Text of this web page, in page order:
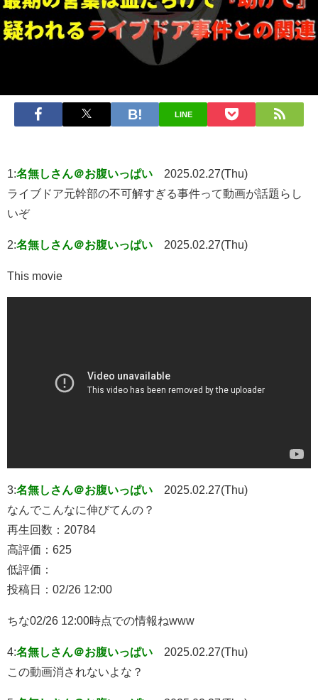
LINE
1:名無しさん＠お腹いっぱい
2025.02.27(Thu)
ライブドア元幹部の不可解すぎる事件って動画が話題らし
いぞ
2:名無しさん＠お腹いっぱい 2025.02.27(Thu)
This movie
3:名無しさん＠お腹いっぱい
2025.02.27(Thu)
なんでこんなに伸びてんの？
再生回数：20784
高評価：625
低評価：
投稿日：02/26 12:00
ちな02/26 12:00時点での情報ねwww
4:名無しさん＠お腹いっぱい
2025.02.27(Thu)
この動画消されないよな？